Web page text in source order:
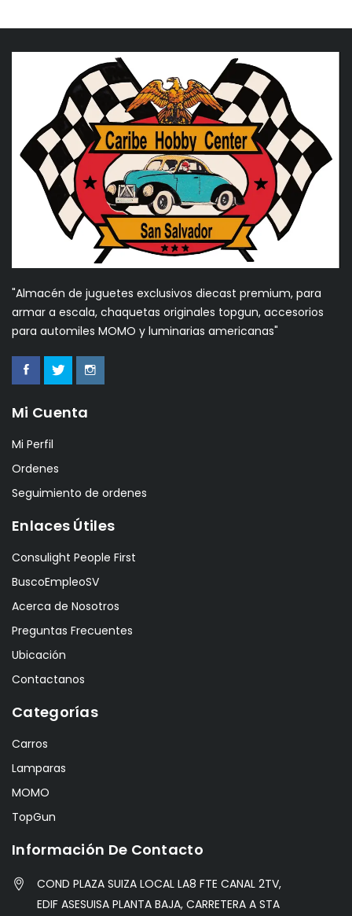
"Almacén de juguetes exclusivos diecast premium, para
armar a escala, chaquetas originales topgun, accesorios
para automiles MOMO y luminarias americanas"
Mi Cuenta
Mi Perfil
Ordenes
Seguimiento de ordenes
Enlaces Útiles
Consulight People First
BuscoEmpleoSV
Acerca de Nosotros
Preguntas Frecuentes
Ubicación
Contactanos
Categorías
Carros
Lamparas
MOMO
TopGun
Información De Contacto
COND PLAZA SUIZA LOCAL LA8 FTE CANAL 2TV,
EDIF ASESUISA PLANTA BAJA, CARRETERA A STA